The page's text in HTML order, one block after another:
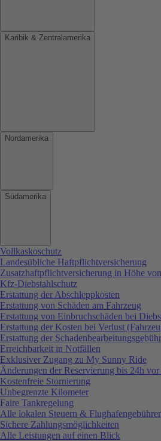
Karibik & Zentralamerika
Nordamerika
Südamerika
Vollkaskoschutz
Landesübliche Haftpflichtversicherung
Zusatzhaftpflichtversicherung in Höhe
Kfz-Diebstahlschutz
Erstattung der Abschleppkosten
Erstattung von Schäden am Fahrzeug
Erstattung von Einbruchschäden bei
Erstattung der Kosten bei Verlust
Erstattung der Schadenbearbeitungsgebühr
Erreichbarkeit in Notfällen
Exklusiver Zugang zu My Sunny Ride
Änderungen der Reservierung bis 24h
Kostenfreie Stornierung
Unbegrenzte Kilometer
Faire Tankregelung
Alle lokalen Steuern &
Sichere Zahlungsmöglichkeiten
Alle Leistungen auf einen Blick